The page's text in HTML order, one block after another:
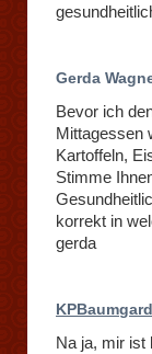
Gerda
Bevor ich
Mittagessen
Kartoffeln,
Stimme
korrekt in
gerda
Na ja, mir ist